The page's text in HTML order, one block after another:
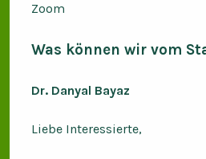
Zoom
Was können wir vom
Dr. Danyal Bayaz
Liebe Interessierte,